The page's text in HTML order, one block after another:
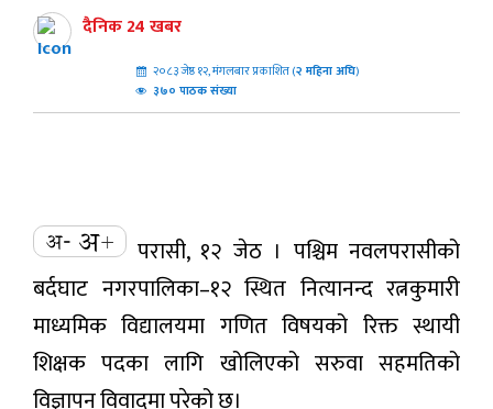
दैनिक 24 खबर
२०८३ जेष्ठ १२, मंगलबार प्रकाशित (२ महिना अघि)
३७० पाठक संख्या
परासी, १२ जेठ । पश्चिम नवलपरासीको
बर्दघाट नगरपालिका–१२ स्थित नित्यानन्द रत्नकुमारी
माध्यमिक विद्यालयमा गणित विषयको रिक्त स्थायी
शिक्षक पदका लागि खोलिएको सरुवा सहमतिको
विज्ञापन विवादमा परेको छ।